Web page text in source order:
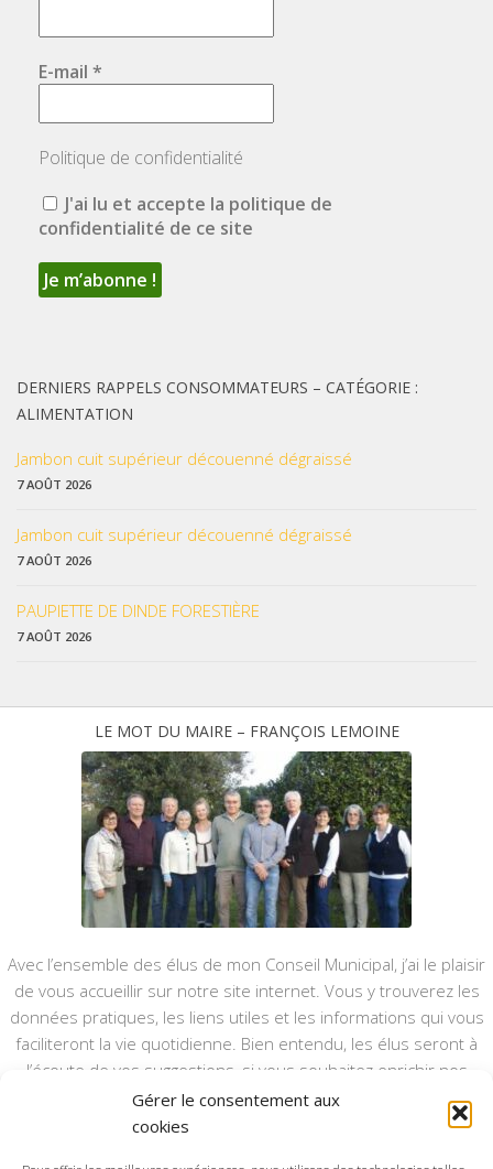
Gérer le consentement aux
cookies
E-mail *
Politique de confidentialité
J'ai lu et accepte la politique de
confidentialité de ce site
DERNIERS RAPPELS CONSOMMATEURS – CATÉGORIE :
ALIMENTATION
Jambon cuit supérieur découenné dégraissé
7 AOÛT 2026
Jambon cuit supérieur découenné dégraissé
7 AOÛT 2026
PAUPIETTE DE DINDE FORESTIÈRE
7 AOÛT 2026
LE MOT DU MAIRE – FRANÇOIS LEMOINE
Avec l’ensemble des élus de mon Conseil Municipal, j’ai le plaisir
de vous accueillir sur notre site internet. Vous y trouverez les
données pratiques, les liens utiles et les informations qui vous
faciliteront la vie quotidienne. Bien entendu, les élus seront à
l’écoute de vos suggestions, si vous souhaitez enrichir nos
rubriques ou nos informations.
Ce type de communication vient en complément du bulletin